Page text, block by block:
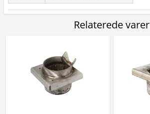
Relaterede varer